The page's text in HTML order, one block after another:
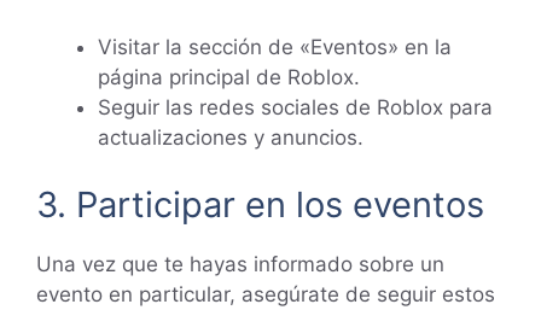
Visitar la sección de «Eventos» en la
página principal de Roblox.
Seguir las redes sociales de Roblox para
actualizaciones y anuncios.
3. Participar en los eventos
Una vez que te hayas informado sobre un
evento en particular, asegúrate de seguir estos